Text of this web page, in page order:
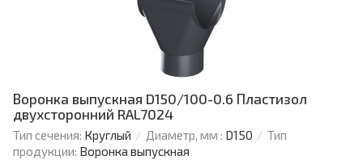
Воронка выпускная D150/100-0.6 Пластизол
двухсторонний RAL7024
Тип сечения: Круглый Диаметр, мм : D150
Тип
продукции: Воронка выпускная